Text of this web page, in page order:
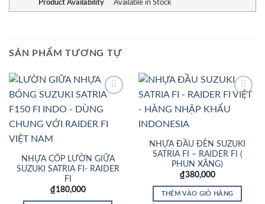
Product Availability Available in Stock
SẢN PHẨM TƯƠNG TỰ
Wishlist
NHỰA CỐP LƯỜN GIỮA
SUZUKI SATRIA FI- RAIDER
FI
₫180,000
Wishlist
NHỰA ĐẦU ĐÈN SUZUKI
SATRIA FI – RAIDER FI (
PHUN XĂNG)
₫380,000
THÊM VÀO GIỎ HÀNG